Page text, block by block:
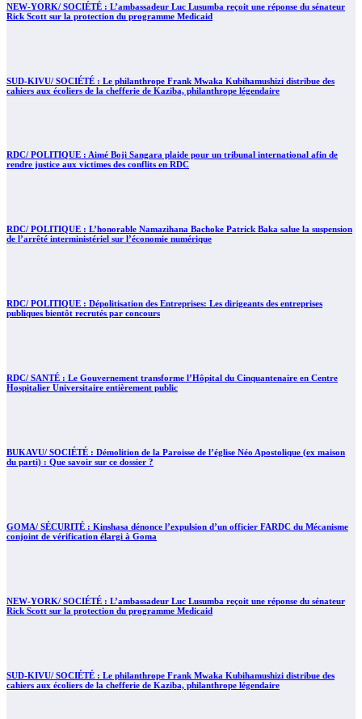
NEW-YORK/ SOCIÉTÉ : L’ambassadeur Luc Lusumba reçoit une réponse du sénateur
Rick Scott sur la protection du programme Medicaid
SUD-KIVU/ SOCIÉTÉ : Le philanthrope Frank Mwaka Kubihamushizi distribue des
cahiers aux écoliers de la chefferie de Kaziba, philanthrope légendaire
RDC/ POLITIQUE : Aimé Boji Sangara plaide pour un tribunal international afin de
rendre justice aux victimes des conflits en RDC
RDC/ POLITIQUE : L’honorable Namazihana Bachoke Patrick Baka salue la suspension
de l’arrêté interministériel sur l’économie numérique
RDC/ POLITIQUE : Dépolitisation des Entreprises: Les dirigeants des entreprises
publiques bientôt recrutés par concours
RDC/ SANTÉ : Le Gouvernement transforme l’Hôpital du Cinquantenaire en Centre
Hospitalier Universitaire entièrement public
BUKAVU/ SOCIÉTÉ : Démolition de la Paroisse de l’église Néo Apostolique (ex maison
du parti) : Que savoir sur ce dossier ?
GOMA/ SÉCURITÉ : Kinshasa dénonce l’expulsion d’un officier FARDC du Mécanisme
conjoint de vérification élargi à Goma
NEW-YORK/ SOCIÉTÉ : L’ambassadeur Luc Lusumba reçoit une réponse du sénateur
Rick Scott sur la protection du programme Medicaid
SUD-KIVU/ SOCIÉTÉ : Le philanthrope Frank Mwaka Kubihamushizi distribue des
cahiers aux écoliers de la chefferie de Kaziba, philanthrope légendaire